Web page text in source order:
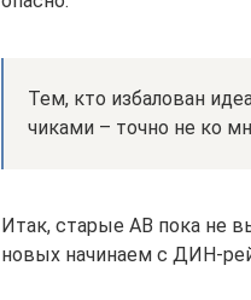
Тем, кто избалован
чиками – точно не ко
Итак, старые АВ пока не
новых начинаем с ДИН-